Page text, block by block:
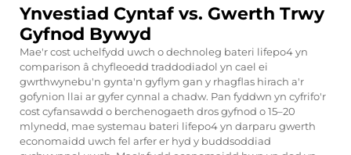
Ynvestiad Cyntaf vs. Gwerth Trwy
Gyfnod Bywyd
Mae'r cost uchelfydd uwch o dechnoleg bateri lifepo4 yn
comparison â chyfleoedd traddodiadol yn cael ei
gwrthwynebu'n gynta'n gyflym gan y rhagflas hirach a'r
gofynion llai ar gyfer cynnal a chadw. Pan fyddwn yn cyfrifo'r
cost cyfansawdd o berchenogaeth dros gyfnod o 15–20
mlynedd, mae systemau bateri lifepo4 yn darparu gwerth
economaidd uwch fel arfer er hyd y buddsoddiad